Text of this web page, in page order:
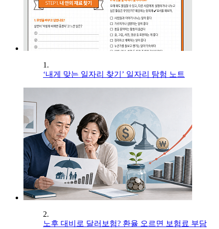
1.
‘내게 맞는 일자리 찾기’ 일자리 탐험 노트
2.
노후 대비로 달러보험? 환율 오르면 보험료 부담